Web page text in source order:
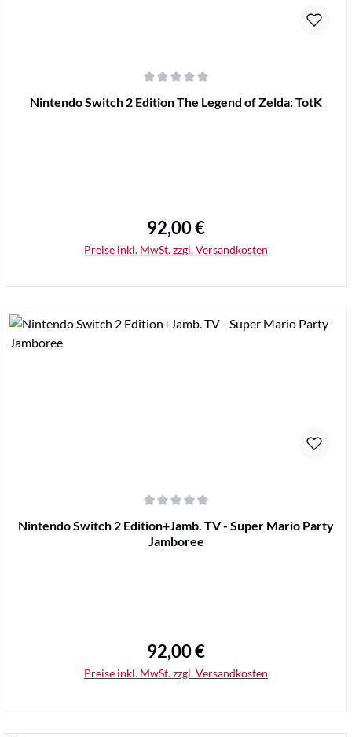
Durchschnittliche Bewertung von 0 von 5 Sternen
Nintendo Switch 2 Edition The Legend of Zelda: TotK
Regulärer Preis:
92,00 €
Preise inkl. MwSt. zzgl. Versandkosten
Durchschnittliche Bewertung von 0 von 5 Sternen
Nintendo Switch 2 Edition+Jamb. TV - Super Mario Party
Jamboree
Regulärer Preis:
92,00 €
Preise inkl. MwSt. zzgl. Versandkosten